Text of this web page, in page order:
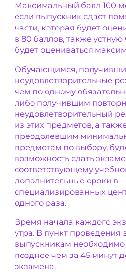
Максимальный балл 100
если выпускник сдаст
части, которая будет
в 80 баллов, также устную
будет оцениваться
Обучающимся,
неудовлетворительные
чем по одному
либо получившим
неудовлетворительный
из этих предметов, а
преодолевшим
предметам по выбору,
возможность сдать
соответствующему
дополнительные сроки в
специализированных
одного раза.
Время начала каждого
утра. В пункт
выпускникам
позднее чем за 45 минут
экзамена.